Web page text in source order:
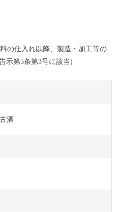
の仕入れ以降、製造・加工等の
示第5条第3号に該当)
酒